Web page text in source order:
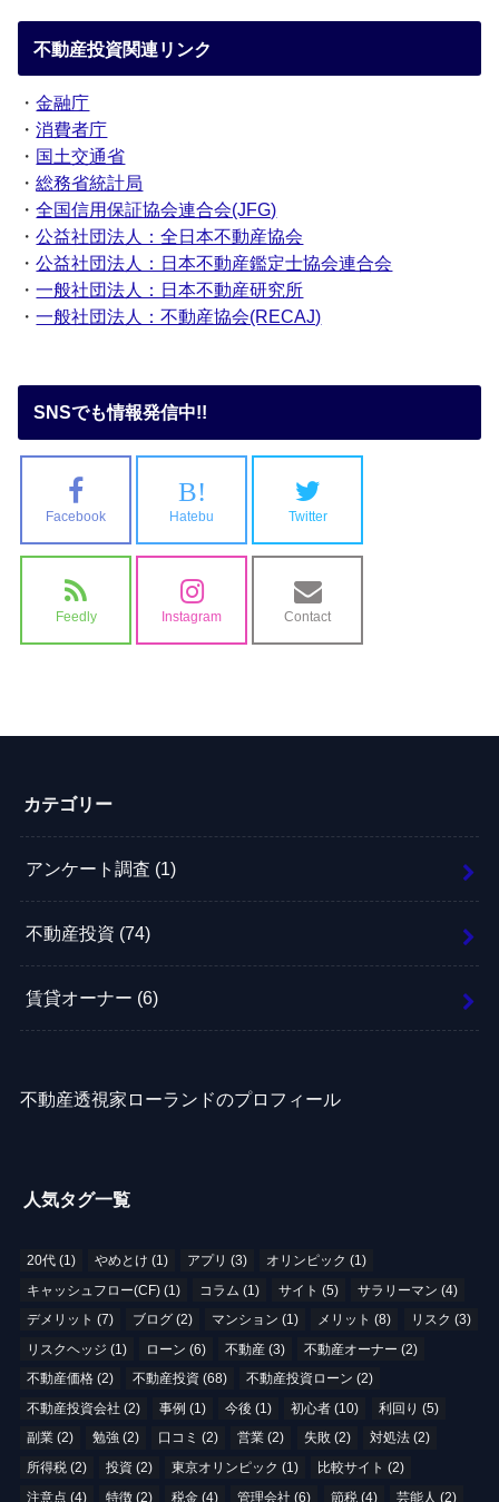
不動産投資関連リンク
・金融庁
・消費者庁
・ 国土交通省
・総務省統計局
・全国信用保証協会連合会(JFG)
・公益社団法人：全日本不動産協会
・公益社団法人：日本不動産鑑定士協会連合会
・一般社団法人：日本不動産研究所
・一般社団法人：不動産協会(RECAJ)
SNSでも情報発信中!!
Facebook
B!
Hatebu Twitter
Feedly Instagram Contact
カテゴリー
アンケート調査 (1)
不動産投資 (74)
賃貸オーナー (6)
不動産透視家ローランドのプロフィール
人気タグ一覧
20代(1) やめとけ (1) アプリ (3) オリンピック (1)
キャッシュフロー(CF)(1) コラム (1) サイト (5) サラリーマン (4)
デメリット (7) ブログ (2) マンション (1) メリット (8) リスク (3)
リスクヘッジ (1) ローン (6) 不動産 (3) 不動産オーナー (2)
不動産価格(2) 不動産投資 (68) 不動産投資ローン (2)
不動産投資会社 (2) 事例 (1) 今後 (1) 初心者 (10) 利回り (5)
副業(2) 勉強 (2) 口コミ (2) 営業 (2) 失敗(2) 対処法(2)
所得税(2) 投資 (2) 東京オリンピック (1) 比較サイト (2)
注意点 (4) 特徴 (2) 税金 (4) 管理会社 (6) 節税 (4) 芸能人 (2)